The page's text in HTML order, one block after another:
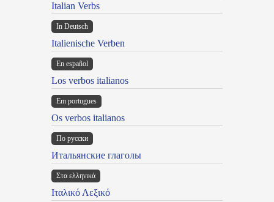
Italian Verbs
In Deutsch
Italienische Verben
En español
Los verbos italianos
Em portugues
Os verbos italianos
По русски
Итальянские глаголы
Στα ελληνικά
Ιταλικό Λεξικό